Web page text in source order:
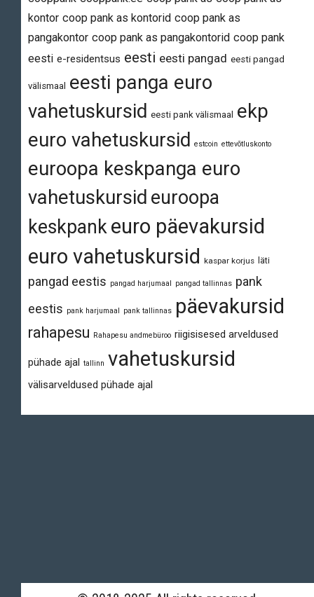
kontor coop pank as kontorid coop pank as
pangakontor coop pank as pangakontorid coop pank
eesti e-residentsus eesti eesti pangad eesti pangad
välismaal eesti panga euro
vahetuskursid eesti pank välismaal ekp
euro vahetuskursid
estcoin ettevõtluskonto
euroopa keskpanga euro
vahetuskursid euroopa
keskpankeuro päevakursid
euro vahetuskursid
kaspar korjus läti
pangad eestis pangad harjumaal pangad tallinnas pank
eestis pank harjumaal pank tallinnas päevakursid
rahapesu Rahapesu andmebüroo riigisisesed arveldused
pühade ajal tallinn vahetuskursid
välisarveldused pühade ajal